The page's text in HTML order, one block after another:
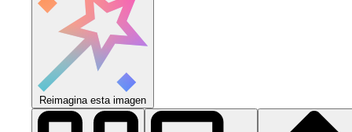
Reimagina esta imagen